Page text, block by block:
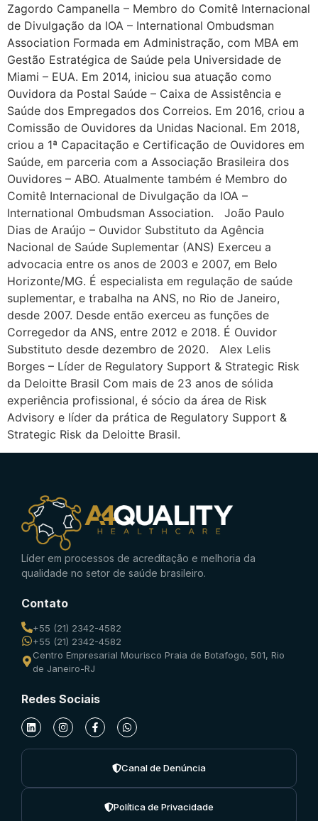
Zagordo Campanella – Membro do Comitê Internacional
de Divulgação da IOA – International Ombudsman
Association Formada em Administração, com MBA em
Gestão Estratégica de Saúde pela Universidade de
Miami – EUA. Em 2014, iniciou sua atuação como
Ouvidora da Postal Saúde – Caixa de Assistência e
Saúde dos Empregados dos Correios. Em 2016, criou a
Comissão de Ouvidores da Unidas Nacional. Em 2018,
criou a 1ª Capacitação e Certificação de Ouvidores em
Saúde, em parceria com a Associação Brasileira dos
Ouvidores – ABO. Atualmente também é Membro do
Comitê Internacional de Divulgação da IOA –
International Ombudsman Association. João Paulo
Dias de Araújo – Ouvidor Substituto da Agência
Nacional de Saúde Suplementar (ANS) Exerceu a
advocacia entre os anos de 2003 e 2007, em Belo
Horizonte/MG. É especialista em regulação de saúde
suplementar, e trabalha na ANS, no Rio de Janeiro,
desde 2007. Desde então exerceu as funções de
Corregedor da ANS, entre 2012 e 2018. É Ouvidor
Substituto desde dezembro de 2020. Alex Lelis
Borges – Líder de Regulatory Support & Strategic Risk
da Deloitte Brasil Com mais de 23 anos de sólida
experiência profissional, é sócio da área de Risk
Advisory e líder da prática de Regulatory Support &
Strategic Risk da Deloitte Brasil.
Líder em processos de acreditação e melhoria da
qualidade no setor de saúde brasileiro.
Contato
+55 (21) 2342-4582
+55 (21) 2342-4582
Centro Empresarial Mourisco Praia de Botafogo, 501, Rio
de Janeiro-RJ
Redes Sociais
Canal de Denúncia
Política de Privacidade